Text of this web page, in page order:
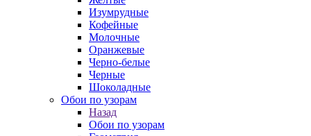
Изумрудные
Кофейные
Молочные
Оранжевые
Черно-белые
Черные
Шоколадные
Обои по узорам
Назад
Обои по узорам